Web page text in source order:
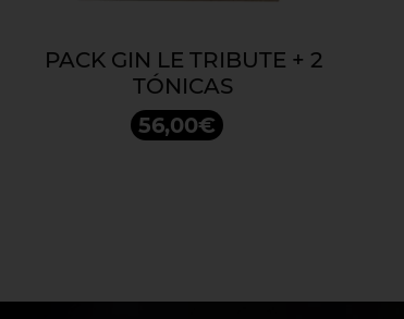
PACK GIN LE TRIBUTE + 2
TÓNICAS
56,00€